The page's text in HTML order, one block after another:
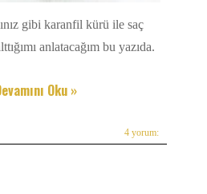
gibi karanfil kürü ile saç
anlatacağım bu yazıda.
Oku »
4 yorum: